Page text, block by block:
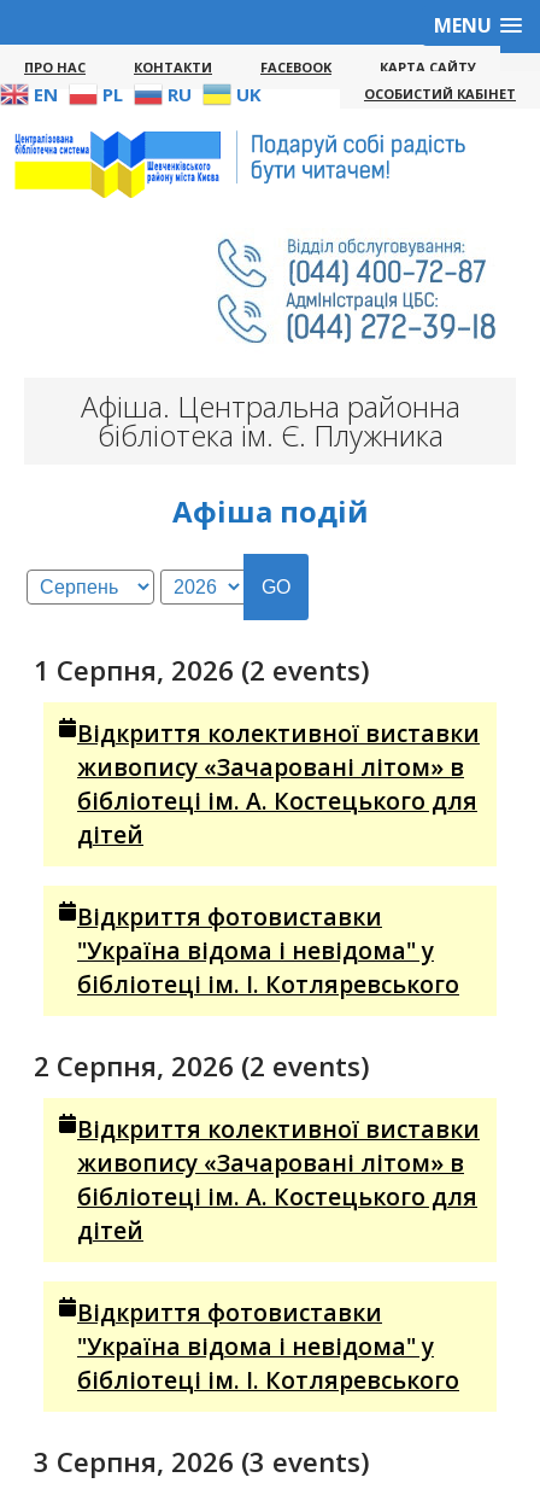
MENU
ПРО НАС КОНТАКТИ FACEBOOK КАРТА САЙТУ
EN PL RU UK ОСОБИСТИЙ КАБІНЕТ
Афіша. Центральна районна
бібліотека ім. Є. Плужника
Афіша подій
Month
Year
1 Серпня, 2026 (2 events)
Відкриття колективної виставки
живопису «Зачаровані літом» в
бібліотеці ім. А. Костецького для
дітей
Відкриття фотовиставки
"Україна відома і невідома" у
бібліотеці ім. І. Котляревського
2 Серпня, 2026 (2 events)
Відкриття колективної виставки
живопису «Зачаровані літом» в
бібліотеці ім. А. Костецького для
дітей
Відкриття фотовиставки
"Україна відома і невідома" у
бібліотеці ім. І. Котляревського
3 Серпня, 2026 (3 events)